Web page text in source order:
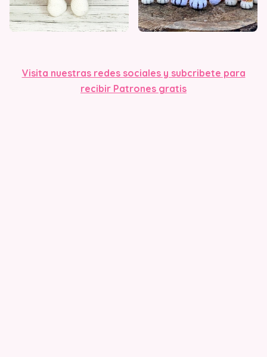
Visita nuestras redes sociales y subcribete para
recibir Patrones gratis